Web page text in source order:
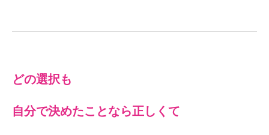
どの選択も
自分で決めたことなら正しくて